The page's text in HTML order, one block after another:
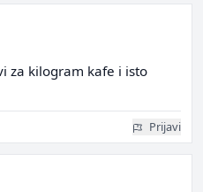
za kilogram kafe i isto
Prijavi